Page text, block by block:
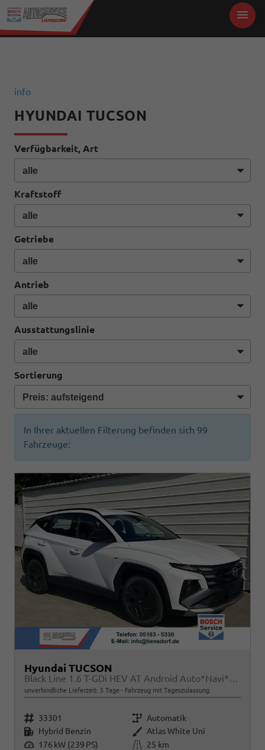
info
HYUNDAI TUCSON
Verfügbarkeit, Art
Kraftstoff
Getriebe
Antrieb
Ausstattungslinie
Sortierung
In Ihrer aktuellen Filterung befinden sich 99
Fahrzeuge:
Hyundai TUCSON
Black Line 1.6 T-GDi HEV AT Android Auto*Navi*SHZ*Kamera*2Z Klimaauto*
unverbindliche Lieferzeit: 5 Tage Fahrzeug mit Tageszulassung
Fahrzeugnr. 33301 Getriebe Automatik
Kraftstoff Hybrid Benzin Außenfarbe Atlas White Uni
Leistung 176 kW (239 PS) Kilometerstand
25 km